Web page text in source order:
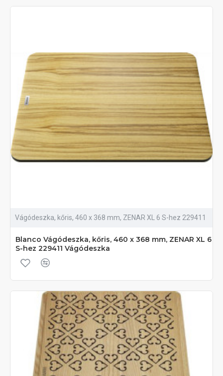
Vágódeszka, kőris, 460 x 368 mm, ZENAR XL 6 S-hez 229411
Blanco Vágódeszka, kőris, 460 x 368 mm, ZENAR XL 6
S-hez 229411 Vágódeszka